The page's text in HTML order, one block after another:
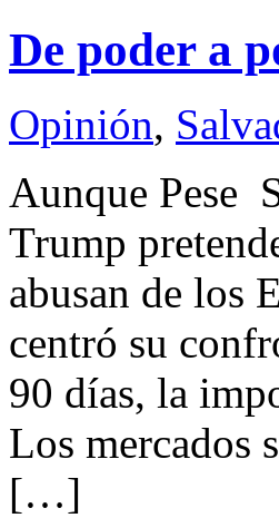
De poder a
Opinión,
Aunque
Trump
abusan de los
centró su
90 días, la
Los mercados
[…]